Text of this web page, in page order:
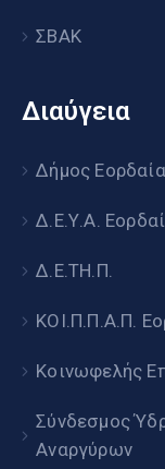
ΣΒΑΚ
Διαύγεια
Δήμος
Δ.Ε.Υ.Α.
Δ.Ε.ΤΗ.Π.
ΚΟΙ.Π.Π.Α.Π.
Κοινωφελής
Σύνδεσμος
Αναργύρων